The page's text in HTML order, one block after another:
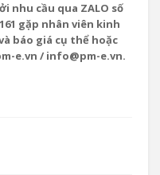
nhu cầu qua ZALO số
gặp nhân viên kinh
báo giá cụ thể hoặc
e.vn / info@pm-e.vn.